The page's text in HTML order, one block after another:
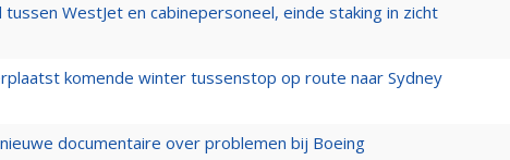
WestJet en cabinepersoneel, einde staking in zicht
komende winter tussenstop op route naar Sydney
documentaire over problemen bij Boeing